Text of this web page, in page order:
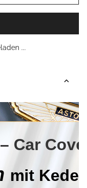
...